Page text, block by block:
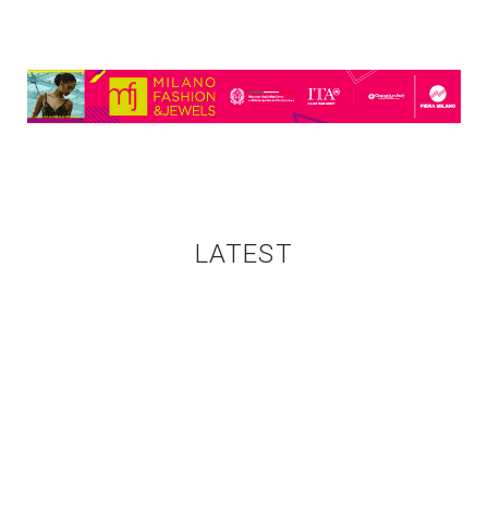
LATEST